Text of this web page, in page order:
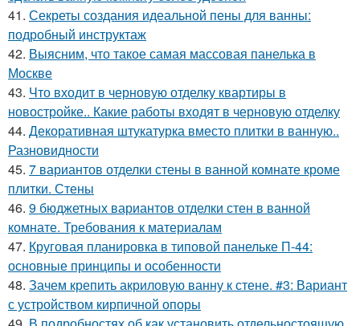
41. Секреты создания идеальной пены для ванны:
подробный инструктаж
42. Выясним, что такое самая массовая панелька в
Москве
43. Что входит в черновую отделку квартиры в
новостройке.. Какие работы входят в черновую отделку
44. Декоративная штукатурка вместо плитки в ванную..
Разновидности
45. 7 вариантов отделки стены в ванной комнате кроме
плитки. Стены
46. 9 бюджетных вариантов отделки стен в ванной
комнате. Требования к материалам
47. Круговая планировка в типовой панельке П-44:
основные принципы и особенности
48. Зачем крепить акриловую ванну к стене. #3: Вариант
с устройством кирпичной опоры